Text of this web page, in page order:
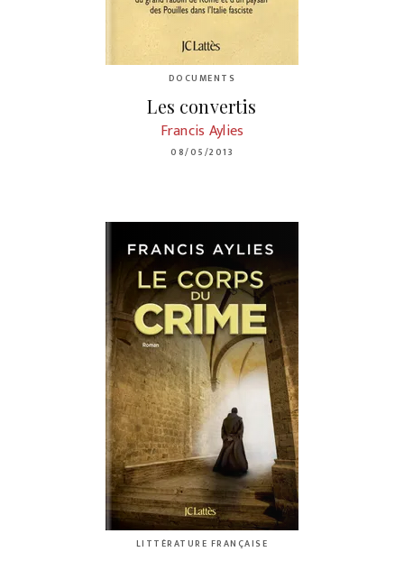
DOCUMENTS
Les convertis
Francis Aylies
08/05/2013
LITTÉRATURE FRANÇAISE